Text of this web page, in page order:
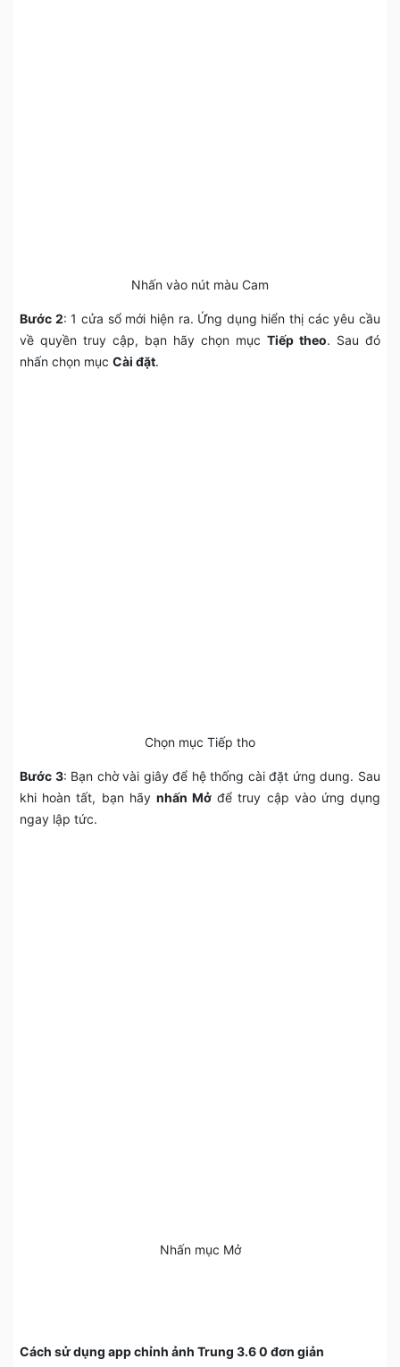
Nhấn vào nút màu Cam
Bước 2: 1 cửa sổ mới hiện ra. Ứng dụng hiển thị các yêu cầu
về quyền truy cập, bạn hãy chọn mục Tiếp theo. Sau đó
nhấn chọn mục Cài đặt.
Chọn mục Tiếp tho
Bước 3: Bạn chờ vài giây để hệ thống cài đặt ứng dung. Sau
khi hoàn tất, bạn hãy nhấn Mở để truy cập vào ứng dụng
ngay lập tức.
Nhấn mục Mở
Cách sử dụng app chỉnh ảnh Trung 3.6 0 đơn giản